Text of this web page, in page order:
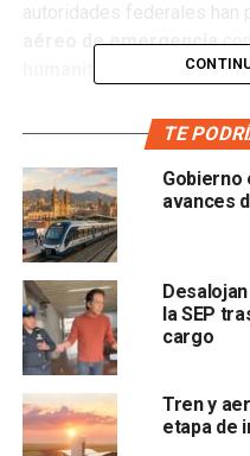
autoridades federales han
aéreo de emergencia
humanitaria a
Secretaría de la
tres centros de mando
base principal en el
bases logísticas
Zimapány
coordina un despliegue de
mediante21 helicópteros
otras dependencias—
medicamentos y
De acuerdo con
tienen la capacidad de
TE
Gobierno
avances
la SEP
cargo
Tren y
etapa de